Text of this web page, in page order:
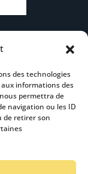
des technologies
informations des
permettra de
navigation ou les ID
de retirer son